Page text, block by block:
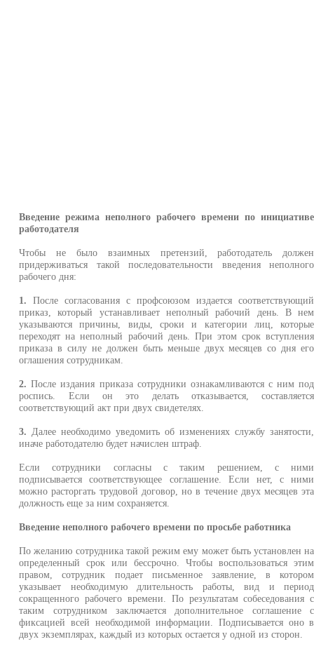
Введение режима неполного рабочего времени по инициативе
работодателя
Чтобы не было взаимных претензий, работодатель должен
придерживаться такой последовательности введения неполного
рабочего дня:
1. После согласования с профсоюзом издается соответствующий
приказ, который устанавливает неполный рабочий день. В нем
указываются причины, виды, сроки и категории лиц, которые
переходят на неполный рабочий день. При этом срок вступления
приказа в силу не должен быть меньше двух месяцев со дня его
оглашения сотрудникам.
2. После издания приказа сотрудники ознакамливаются с ним под
роспись. Если он это делать отказывается, составляется
соответствующий акт при двух свидетелях.
3. Далее необходимо уведомить об изменениях службу занятости,
иначе работодателю будет начислен штраф.
Если сотрудники согласны с таким решением, с ними
подписывается соответствующее соглашение. Если нет, с ними
можно расторгать трудовой договор, но в течение двух месяцев эта
должность еще за ним сохраняется.
Введение неполного рабочего времени по просьбе работника
По желанию сотрудника такой режим ему может быть установлен на
определенный срок или бессрочно. Чтобы воспользоваться этим
правом, сотрудник подает письменное заявление, в котором
указывает необходимую длительность работы, вид и период
сокращенного рабочего времени. По результатам собеседования с
таким сотрудником заключается дополнительное соглашение с
фиксацией всей необходимой информации. Подписывается оно в
двух экземплярах, каждый из которых остается у одной из сторон.